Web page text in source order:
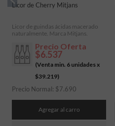
Licor de Cherry Mitjans
(Venta min. 6 unidades x
$39.219)
Precio Oferta
$6.537
Precio Normal: $7.690
Licor de guindas ácidas macerado
naturalmente. Marca Mitjans.
Agregar al carro